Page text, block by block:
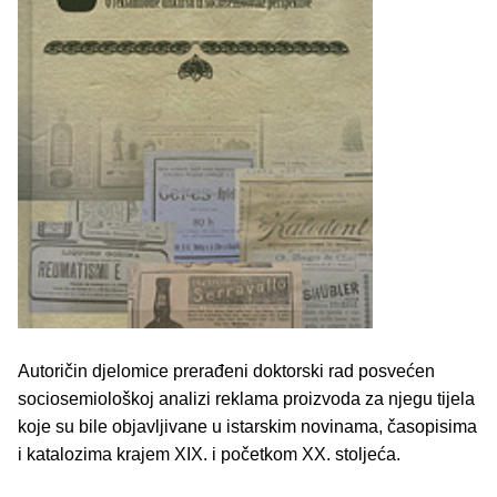
Autoričin djelomice prerađeni doktorski rad posvećen
sociosemiološkoj analizi reklama proizvoda za njegu tijela
koje su bile objavljivane u istarskim novinama, časopisima
i katalozima krajem XIX. i početkom XX. stoljeća.